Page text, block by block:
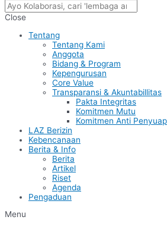
Close
Tentang
Tentang Kami
Anggota
Bidang & Program
Kepengurusan
Core Value
Transparansi & Akuntabillitas
Pakta Integritas
Komitmen Mutu
Komitmen Anti
LAZ Berizin
Kebencanaan
Berita & Info
Berita
Artikel
Riset
Agenda
Pengaduan
Menu